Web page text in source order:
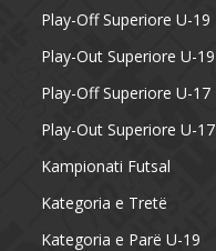
Play-Off Superiore U-19
Play-Out Superiore U-19
Play-Off Superiore U-17
Play-Out Superiore U-17
Kampionati Futsal
Kategoria e Tretë
Kategoria e Parë U-19